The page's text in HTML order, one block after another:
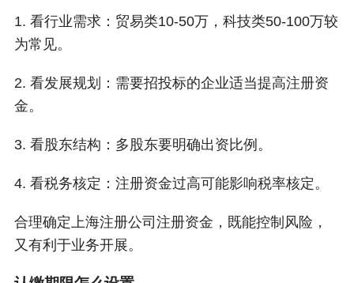
1. 看行业需求：贸易类10-50万，科技类50-100万较
为常见。
2. 看发展规划：需要招投标的企业适当提高注册资
金。
3. 看股东结构：多股东要明确出资比例。
4. 看税务核定：注册资金过高可能影响税率核定。
合理确定上海注册公司注册资金，既能控制风险，
又有利于业务开展。